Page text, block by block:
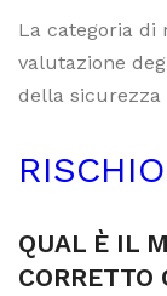
La categoria di
valutazione
della sicurezza
QUAL È IL
CORRETTO